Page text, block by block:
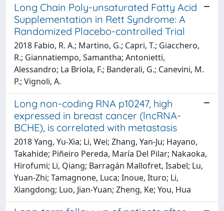
Long Chain Poly-unsaturated Fatty Acid
Supplementation in Rett Syndrome: A
Randomized Placebo-controlled Trial
2018 Fabio, R. A.; Martino, G.; Capri, T.; Giacchero,
R.; Giannatiempo, Samantha; Antonietti,
Alessandro; La Briola, F.; Banderali, G.; Canevini, M.
P.; Vignoli, A.
Long non-coding RNA p10247, high
expressed in breast cancer (lncRNA-
BCHE), is correlated with metastasis
2018 Yang, Yu-Xia; Li, Wei; Zhang, Yan-Ju; Hayano,
Takahide; Piñeiro Pereda, María Del Pilar; Nakaoka,
Hirofumi; Li, Qiang; Barragán Mallofret, Isabel; Lu,
Yuan-Zhi; Tamagnone, Luca; Inoue, Ituro; Li,
Xiangdong; Luo, Jian-Yuan; Zheng, Ke; You, Hua